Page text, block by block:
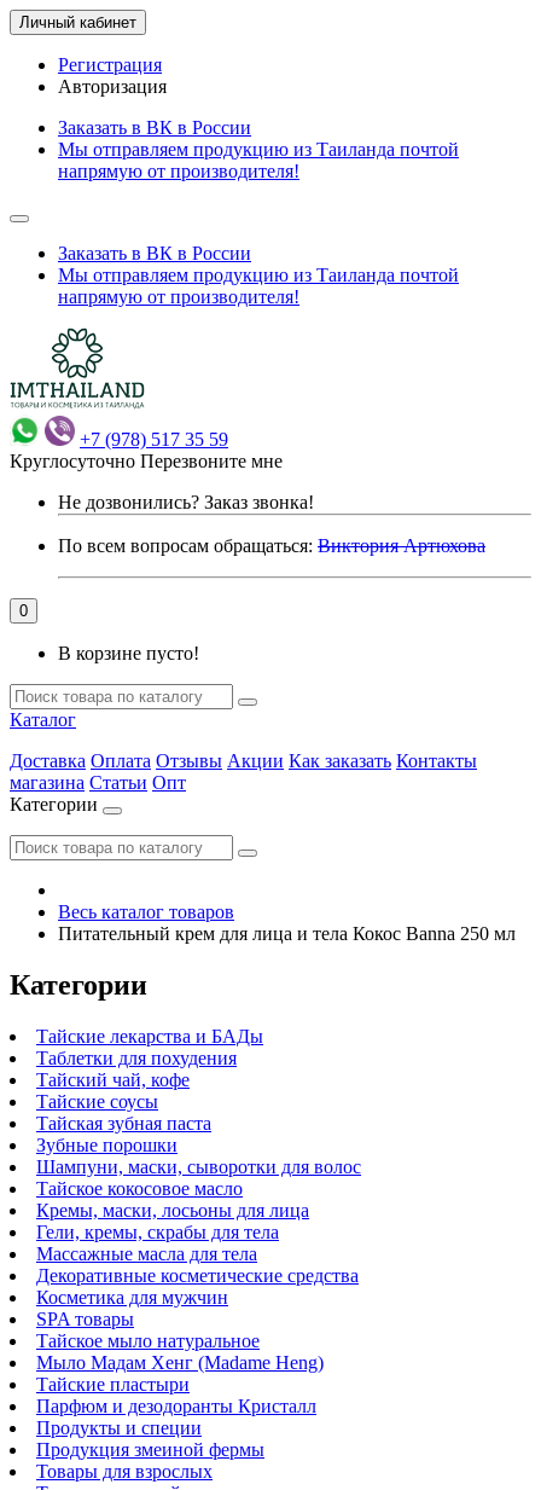
Личный кабинет
Регистрация
Авторизация
Заказать в ВК в России
Мы отправляем продукцию из Таиланда почтой
напрямую от производителя!
Заказать в ВК в России
Мы отправляем продукцию из Таиланда почтой
напрямую от производителя!
+7 (978) 517 35 59
Круглосуточно Перезвоните мне
Не дозвонились? Заказ звонка!
По всем вопросам обращаться: Виктория Артюхова
0
В корзине пусто!
Каталог
Доставка Оплата Отзывы Акции Как заказать Контакты
магазина Статьи Опт
Категории
Весь каталог товаров
Питательный крем для лица и тела Кокос Banna 250 мл
Категории
Тайские лекарства и БАДы
Таблетки для похудения
Тайский чай, кофе
Тайские соусы
Тайская зубная паста
Зубные порошки
Шампуни, маски, сыворотки для волос
Тайское кокосовое масло
Кремы, маски, лосьоны для лица
Гели, кремы, скрабы для тела
Массажные масла для тела
Декоративные косметические средства
Косметика для мужчин
SPA товары
Тайское мыло натуральное
Мыло Мадам Хенг (Madame Heng)
Тайские пластыри
Парфюм и дезодоранты Кристалл
Продукты и специи
Продукция змеиной фермы
Товары для взрослых